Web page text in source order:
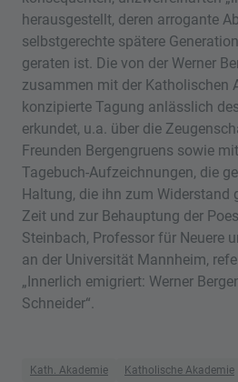
herausgestellt, deren arrogante
selbstgerechte spätere
geraten ist. Die von der Werner
zusammen mit der Katholischen
konzipierte Tagung anlässlich
erkundet, u.a. über die
Freunden Bergengruens sowie
Tagebuch-Aufzeichnungen, die
Haltung, die ihn zum Widerstand
Zeit und zur Behauptung der
Steinbach, Professor für Neuere
an der Universität Mannheim,
„Innerlich emigriert: Werner
Schneider“.
Kath. Akademie Katholische Akademie